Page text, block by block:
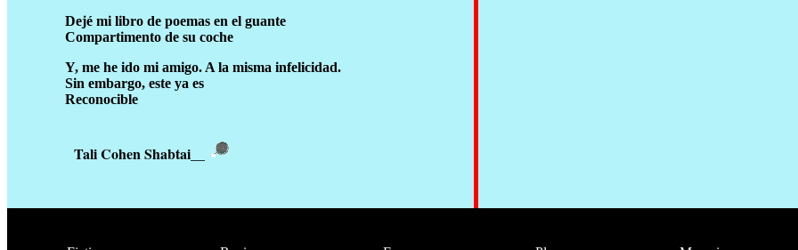
Dejé mi libro de poemas en el guante
Compartimento de su coche
Y, me he ido mi amigo. A la misma infelicidad.
Sin embargo, este ya es
Reconocible
Tali Cohen Shabtai